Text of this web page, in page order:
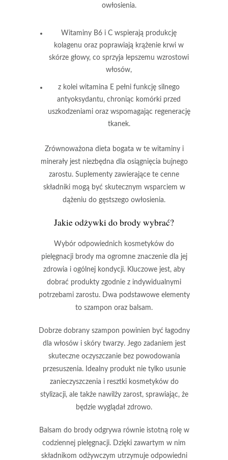
owłosienia.
Witaminy B6 i C wspierają produkcję
kolagenu oraz poprawiają krążenie krwi w
skórze głowy, co sprzyja lepszemu wzrostowi
włosów,
z kolei witamina E pełni funkcję silnego
antyoksydantu, chroniąc komórki przed
uszkodzeniami oraz wspomagając regenerację
tkanek.
Zrównoważona dieta bogata w te witaminy i
minerały jest niezbędna dla osiągnięcia bujnego
zarostu. Suplementy zawierające te cenne
składniki mogą być skutecznym wsparciem w
dążeniu do gęstszego owłosienia.
Jakie odżywki do brody wybrać?
Wybór odpowiednich kosmetyków do
pielęgnacji brodyma ogromne znaczenie dla jej
zdrowia i ogólnej kondycji. Kluczowe jest, aby
dobrać produkty zgodnie z indywidualnymi
potrzebami zarostu. Dwa podstawowe elementy
to szampon oraz balsam.
Dobrze dobrany szampon powinien być łagodny
dla włosów i skóry twarzy. Jego zadaniem jest
skuteczne oczyszczanie bez powodowania
przesuszenia. Idealny produkt nie tylko usunie
zanieczyszczenia i resztki kosmetyków do
stylizacji, ale także nawilży zarost, sprawiając, że
będzie wyglądał zdrowo.
Balsam do brodyodgrywa równie istotną rolę w
codziennej pielęgnacji. Dzięki zawartym w nim
składnikom odżywczym utrzymuje odpowiedni